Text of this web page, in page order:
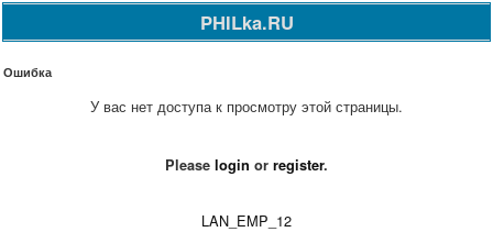
PHILka.RU
Ошибка
У вас нет доступа к просмотру этой страницы.
Please login or register.
LAN_EMP_12